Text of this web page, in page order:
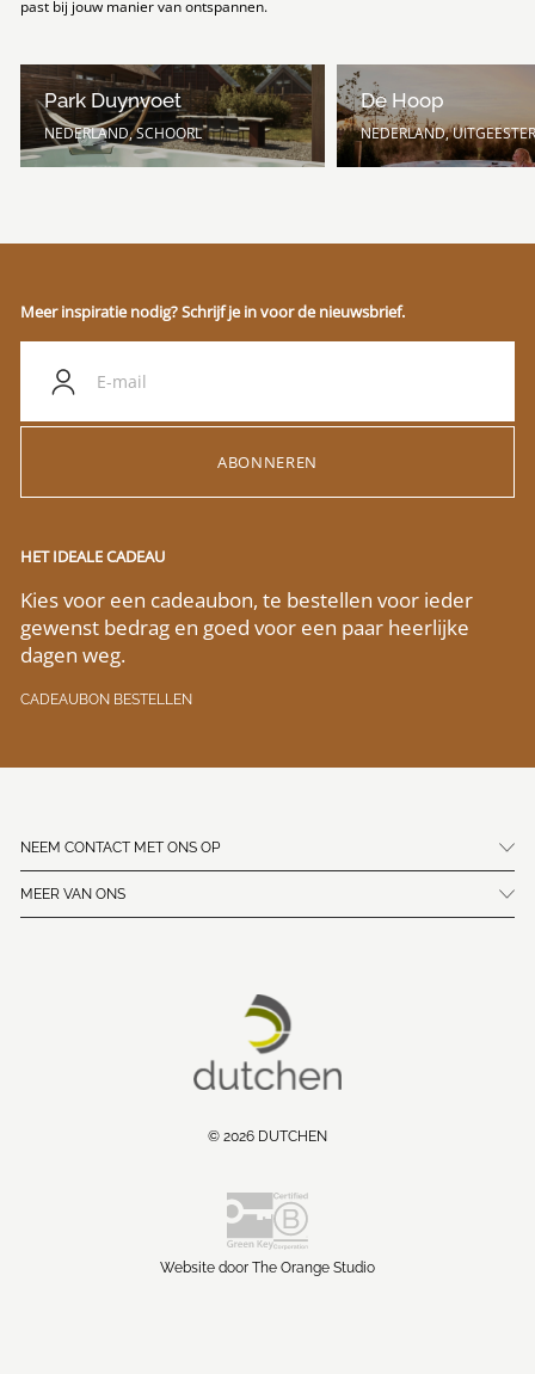
past bij jouw manier van ontspannen.
Park Duynvoet
NEDERLAND, SCHOORL
De Hoop
NEDERLAND,
Meer inspiratie nodig? Schrijf je in voor de nieuwsbrief.
ABONNEREN
HET IDEALE CADEAU
Kies voor een cadeaubon, te bestellen voor ieder
gewenst bedrag en goed voor een paar heerlijke
dagen weg.
CADEAUBON BESTELLEN
NEEM CONTACT MET ONS OP
MEER VAN ONS
© 2026 DUTCHEN
Website door The Orange Studio